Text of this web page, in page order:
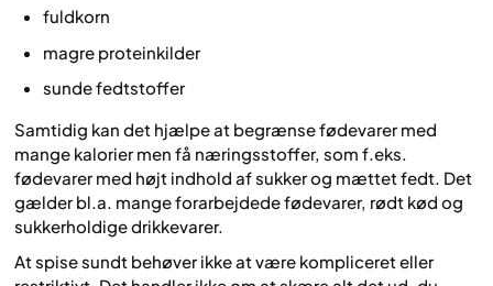
fuldkorn
magre proteinkilder
sunde fedtstoffer
Samtidig kan det hjælpe at begrænse fødevarer med
mange kalorier men få næringsstoffer, som f.eks.
fødevarer med højt indhold af sukker og mættet fedt. Det
gælder bl.a. mange forarbejdede fødevarer, rødt kød og
sukkerholdige drikkevarer.
At spise sundt behøver ikke at være kompliceret eller